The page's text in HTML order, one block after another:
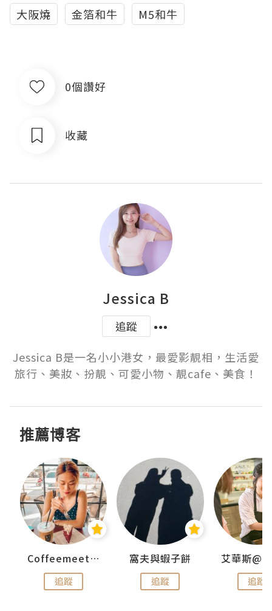
大阪燒
金箔和牛 M5和牛
0個讚好
收藏
Jessica B
追蹤
Jessica B是一名小小港女，最愛影靚相，生活愛
旅行、美妝、扮靚、可愛小物、靚cafe、美食！
推薦博客
Coffeemeetjojo
追蹤
窩夫與蝦子餅
追蹤 追蹤